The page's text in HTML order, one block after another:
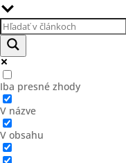
Iba presné zhody
V názve
V obsahu